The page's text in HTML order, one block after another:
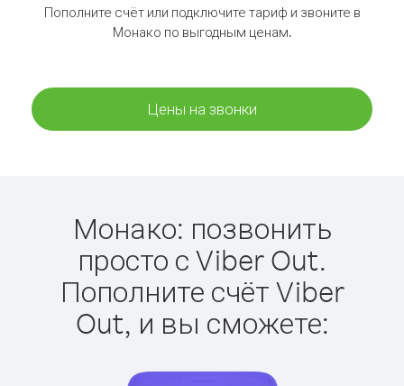
Пополните счёт или подключите тариф и звоните в
Монако по выгодным ценам.
Цены на звонки
Монако: позвонить
просто с Viber Out.
Пополните счёт Viber
Out, и вы сможете: